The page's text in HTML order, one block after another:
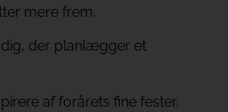
mere frem.
dig, der planlægger et
af forårets fine fester.